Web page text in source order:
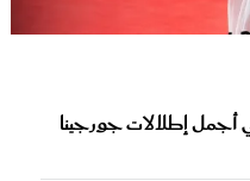
أجمل إطلالات جورجينا